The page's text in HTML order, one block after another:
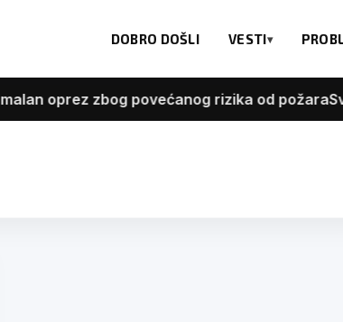
DOBRO DOŠLI VESTI
oprez zbog povećanog rizika od požara